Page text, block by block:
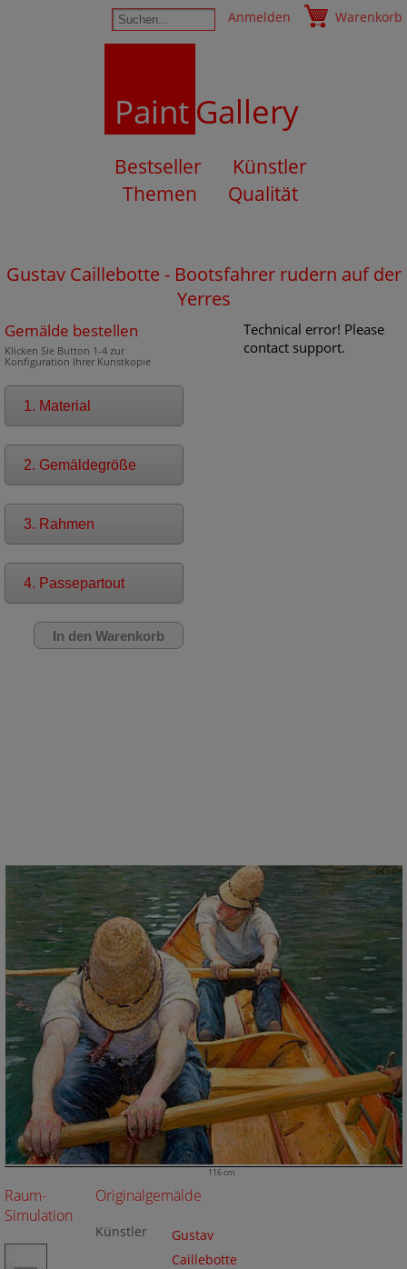
Anmelden Warenkorb
PaintGallery
Bestseller
Künstler
Themen
Qualität
Gustav Caillebotte - Bootsfahrer rudern auf der
Yerres
Gemälde bestellen
Klicken Sie Button 1-4 zur
Konfiguration Ihrer Kunstkopie
1. Material
2. Gemäldegröße
3. Rahmen
4. Passepartout
116 cm
Technical error! Please
contact support.
Raum-
Simulation
Originalgemälde
Künstler
Gustav
Caillebotte